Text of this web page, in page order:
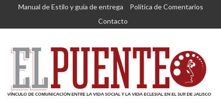
Saltar
contenido
Manual de Estilo y guía de entrega
Política de Comentarios
Contacto